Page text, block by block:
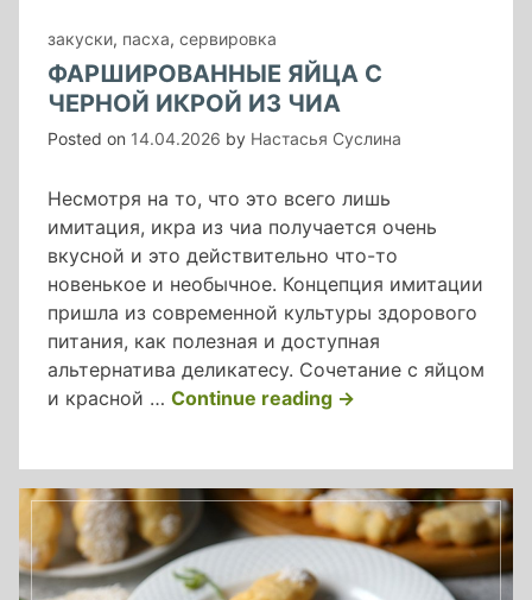
закуски, пасха, сервировка
ФАРШИРОВАННЫЕ ЯЙЦА С
ЧЕРНОЙ ИКРОЙ ИЗ ЧИА
Posted on 14.04.2026 by Настасья Суслина
Несмотря на то, что это всего лишь
имитация, икра из чиа получается очень
вкусной и это действительно что-то
новенькое и необычное. Концепция имитации
пришла из современной культуры здорового
питания, как полезная и доступная
альтернатива деликатесу. Сочетание с яйцом
и красной … Continue reading«фаршированные
черной
икрой
из
→